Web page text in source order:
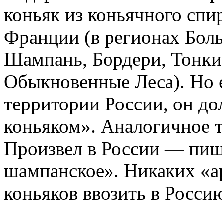
коньяк из коньячного
Франции (в регионах
Шампань, Бордери,
Обыкновенные Леса). Но
территории России, он
коньяком». Аналогичное
Произвел в России —
шампанское». Никаких
коньяков ввозить в